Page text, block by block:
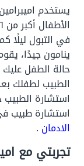
يستخدم
في التبول ليلًا
ينامون جيدًا،
حالة الطفل
الطبيب لطفلك
استشارة
استشارة طبيب
الادمان .
تجربتي مع